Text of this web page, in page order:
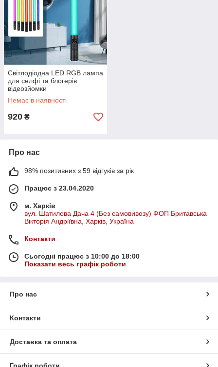
Світлодіодна LED RGB лампа
для селфі та блогерів
відеозйомки
Немає в наявності
920 ₴
Про нас
98% позитивних з 59 відгуків за рік
Працює з 23.04.2020
м. Харків
вул. Шатилова Дача 4 (Без самовивозу) ФОП Бритавська
Вікторія Андріївна, Харків, Україна
Контакти
Сьогодні працює з 10:00 до 18:00
Показати весь графік роботи
Про нас
Контакти
Доставка та оплата